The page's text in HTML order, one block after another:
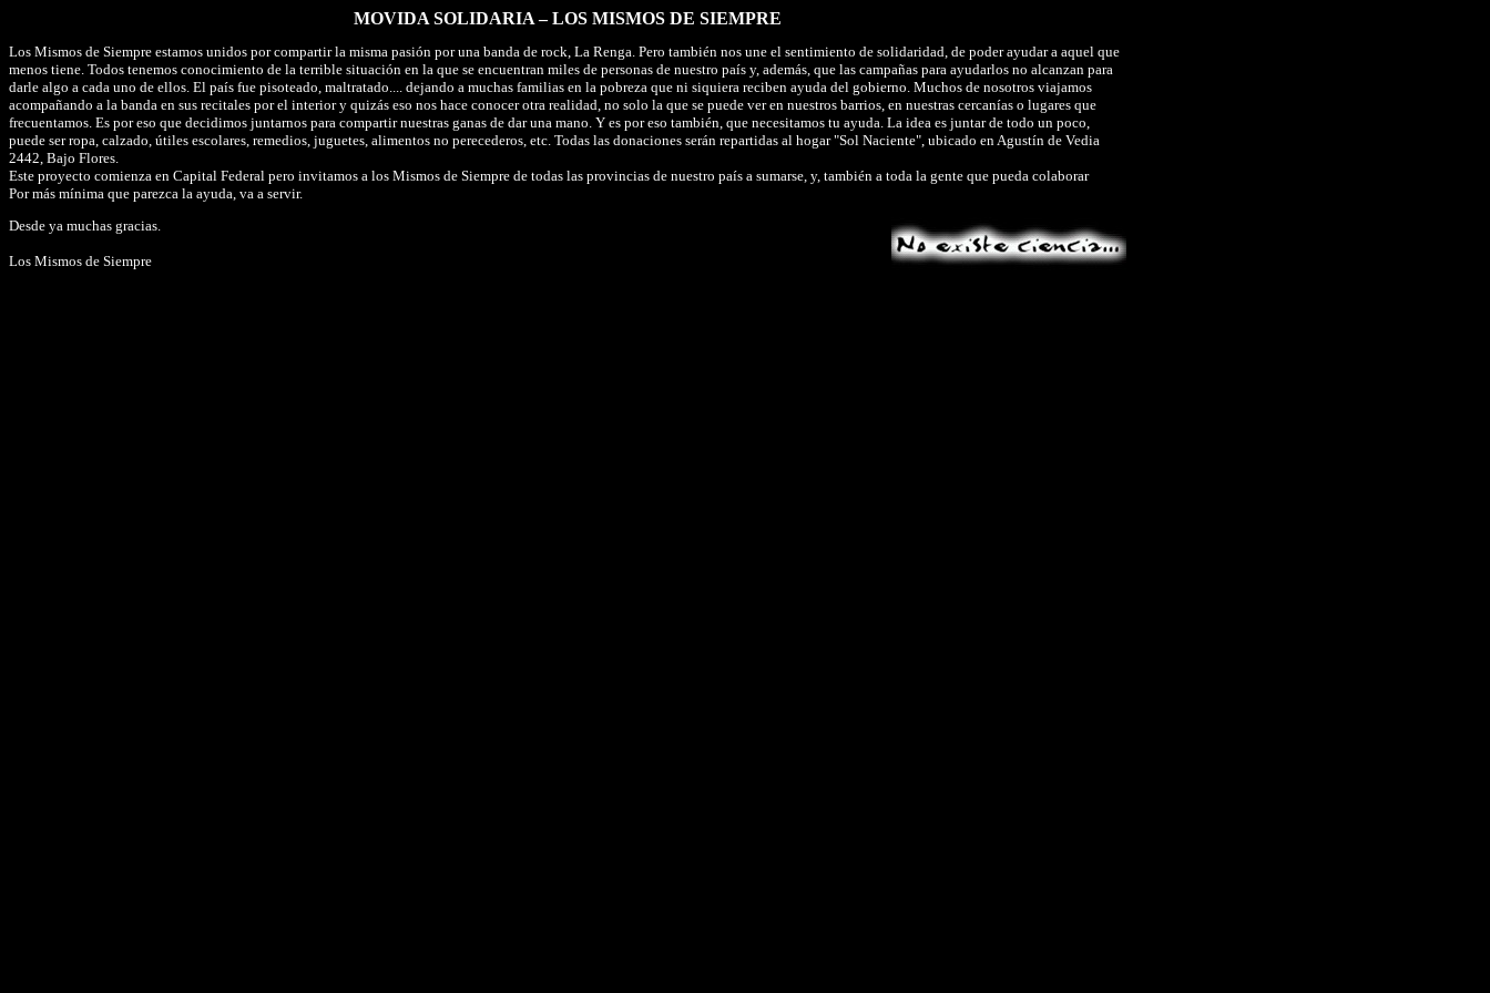
MOVIDA SOLIDARIA – LOS MISMOS DE SIEMPRE
Los Mismos de Siempre estamos unidos por compartir la misma pasión por una banda de rock, La Renga. Pero también nos une el sentimiento de solidaridad, de poder ayudar a aquel que
menos tiene. Todos tenemos conocimiento de la terrible situación en la que se encuentran miles de personas de nuestro país y, además, que las campañas para ayudarlos no alcanzan para
darle algo a cada uno de ellos. El país fue pisoteado, maltratado.... dejando a muchas familias en la pobreza que ni siquiera reciben ayuda del gobierno. Muchos de nosotros viajamos
acompañando a la banda en sus recitales por el interior y quizás eso nos hace conocer otra realidad, no solo la que se puede ver en nuestros barrios, en nuestras cercanías o lugares que
frecuentamos. Es por eso que decidimos juntarnos para compartir nuestras ganas de dar una mano. Y es por eso también, que necesitamos tu ayuda. La idea es juntar de todo un poco,
puede ser ropa, calzado, útiles escolares, remedios, juguetes, alimentos no perecederos, etc. Todas las donaciones serán repartidas al hogar "Sol Naciente", ubicado en Agustín de Vedia
2442, Bajo Flores.
Este proyecto comienza en Capital Federal pero invitamos a los Mismos de Siempre de todas las provincias de nuestro país a sumarse, y, también a toda la gente que pueda colaborar
Por más mínima que parezca la ayuda, va a servir.
Desde ya muchas gracias.
Los Mismos de Siempre